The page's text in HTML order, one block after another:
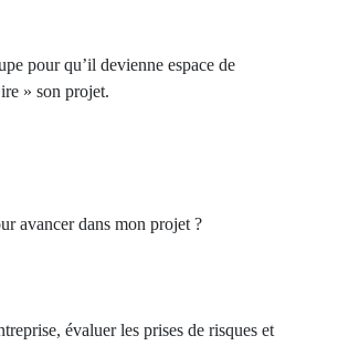
pour qu’il devienne espace de
» son projet.
avancer dans mon projet ?
évaluer les prises de risques et